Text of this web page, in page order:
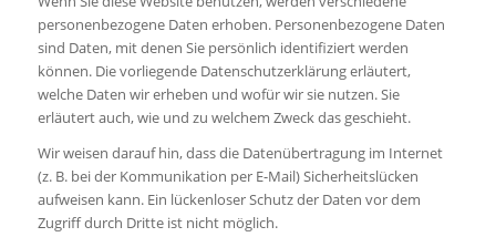
personenbezogene Daten erhoben. Personenbezogene Daten
sind Daten, mit denen Sie persönlich identifiziert werden
können. Die vorliegende Datenschutzerklärung erläutert,
welche Daten wir erheben und wofür wir sie nutzen. Sie
erläutert auch, wie und zu welchem Zweck das geschieht.
Wir weisen darauf hin, dass die Datenübertragung im Internet
(z. B. bei der Kommunikation per E-Mail) Sicherheitslücken
aufweisen kann. Ein lückenloser Schutz der Daten vor dem
Zugriff durch Dritte ist nicht möglich.